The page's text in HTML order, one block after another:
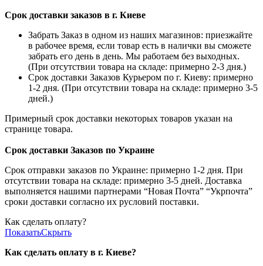
Срок доставки заказов в г. Киеве
Забрать Заказ в одном из наших магазинов: приезжайте
в рабочее время, если товар есть в налички вы сможете
забрать его день в день. Мы работаем без выходных.
(При отсутствии товара на складе: примерно 2-3 дня.)
Срок доставки Заказов Курьером по г. Киеву: примерно
1-2 дня. (При отсутствии товара на складе: примерно 3-5
дней.)
Примерный срок доставки некоторых товаров указан на
странице товара.
Срок доставки Заказов по Украине
Срок отправки заказов по Украине: примерно 1-2 дня. При
отсутствии товара на складе: примерно 3-5 дней. Доставка
выполняется нашими партнерами “Новая Почта” “Укрпочта”
сроки доставки согласно их русловий поставки.
Как сделать оплату?
ПоказатьСкрыть
Как сделать оплату в г. Киеве?